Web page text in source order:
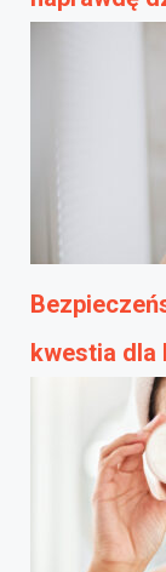
kwestia dla